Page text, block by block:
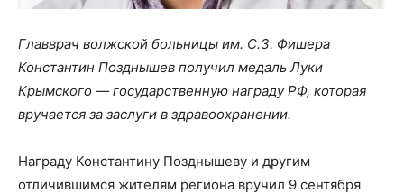
Главврач волжской больницы им. С.З. Фишера
Константин Позднышев получил медаль Луки
Крымского — государственную награду РФ, которая
вручается за заслуги в здравоохранении.
Награду Константину Позднышеву и другим
отличившимся жителям региона вручил 9 сентября